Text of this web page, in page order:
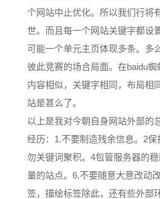
个网站中止优化。所以我们行将
世。而且每一个网站关键字都设
可能一个单元主页体现多条。多
彼此竞赛的场合局面。在baidu
内容相似，关键字相同，布局相
站是甚么了。
以上是我对今朝自身网站外部的
经历：1.不要制造残余信息。2
勿关键词聚积。4包管服务器的
量的站点。6.不要随意大意改动
签，描绘标签除此，还有些外部